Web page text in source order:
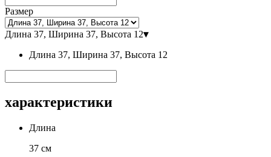
Размер
Длина 37, Ширина 37, Высота 12▾
Длина 37, Ширина 37, Высота 12
характеристики
Длина
37 см